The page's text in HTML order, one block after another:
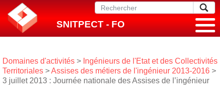
SNITPECT - FO
Domaines d'activités > Ingénieurs de l'Etat et des Collectivités
Territoriales >Assises des métiers de l'ingénieur 2013-2016 >
3 juillet 2013 : Journée nationale des Assises de l’ingénieur